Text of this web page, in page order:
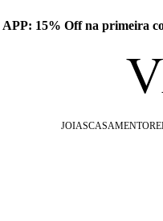
APP: 15% Off na primeira
JOIASCASAMENTO